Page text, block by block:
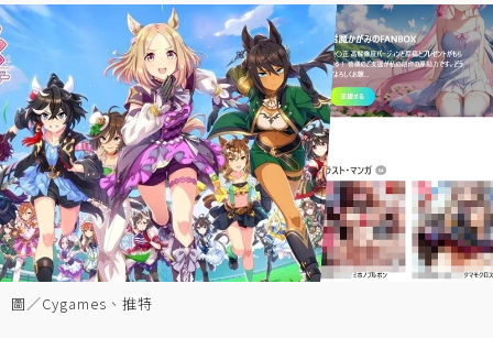
圖／Cygames、推特